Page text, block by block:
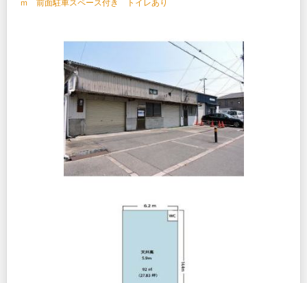
ｍ 前面駐車スペース付き トイレあり